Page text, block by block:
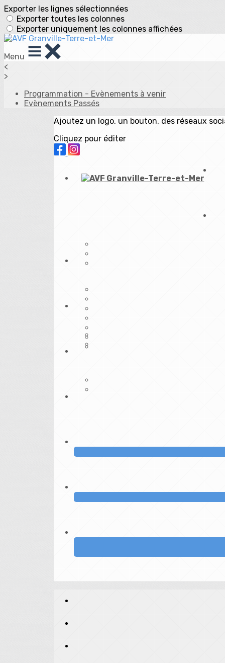
Exporter les lignes sélectionnées
Exporter toutes les colonnes
Exporter uniquement les colonnes affichées
Menu
<
>
Programmation - Evènements à venir
Evènements Passés
Ajoutez un logo, un bouton, des réseaux
Cliquez pour éditer